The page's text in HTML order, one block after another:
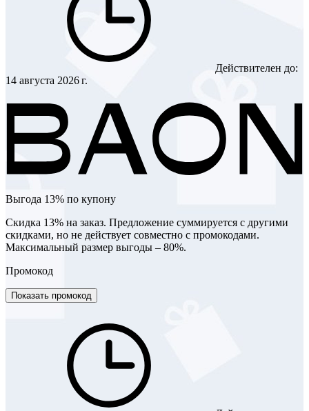
Действителен до:
14 августа 2026 г.
Выгода 13% по купону
Скидка 13% на заказ. Предложение суммируется с другими
скидками, но не действует совместно с промокодами.
Максимальный размер выгоды – 80%.
Промокод
Показать промокод